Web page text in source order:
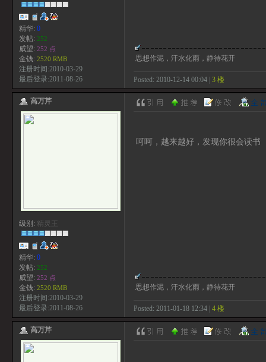
精华: 0
发帖: 252
威望: 252 点
金钱: 2520 RMB
注册时间:2010-03-29
最后登录:2011-08-26
思想作泥，汗水化雨，静待花开
Posted: 2010-12-14 00:04 | 3 楼
高万芹
级别: 精灵王
精华: 0
发帖: 252
威望: 252 点
金钱: 2520 RMB
注册时间:2010-03-29
最后登录:2011-08-26
呵呵，越来越好，发现你很会读书
思想作泥，汗水化雨，静待花开
Posted: 2011-01-18 12:34 | 4 楼
高万芹